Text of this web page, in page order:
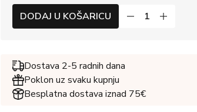
DODAJ U KOŠARICU
Dostava 2-5 radnih dana
Poklon uz svaku kupnju
Besplatna dostava iznad 75€